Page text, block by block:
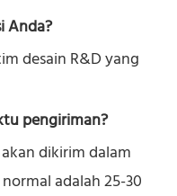
Anda?
desain R&D yang
pengiriman?
dikirim dalam
adalah 25-30